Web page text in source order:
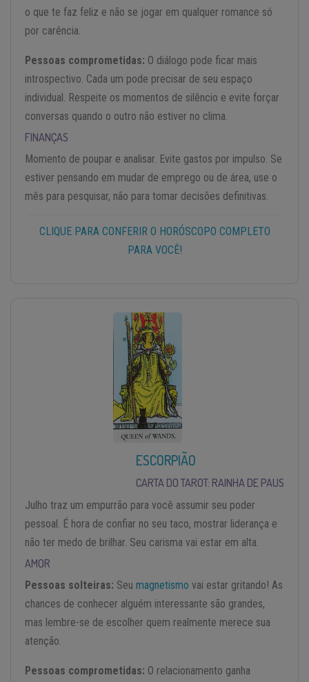
o que te faz feliz e não se jogar em qualquer romance só
por carência.
Pessoas comprometidas: O diálogo pode ficar mais
introspectivo. Cada um pode precisar de seu espaço
individual. Respeite os momentos de silêncio e evite forçar
conversas quando o outro não estiver no clima.
FINANÇAS
Momento de poupar e analisar. Evite gastos por impulso. Se
estiver pensando em mudar de emprego ou de área, use o
mês para pesquisar, não para tomar decisões definitivas.
CLIQUE PARA CONFERIR O HORÓSCOPO COMPLETO
PARA VOCÊ!
ESCORPIÃO
CARTA DO TAROT: RAINHA DE PAUS
Julho traz um empurrão para você assumir seu poder
pessoal. É hora de confiar no seu taco, mostrar liderança e
não ter medo de brilhar. Seu carisma vai estar em alta.
AMOR
Pessoas solteiras: Seu magnetismo vai estar gritando! As
chances de conhecer alguém interessante são grandes,
mas lembre-se de escolher quem realmente merece sua
atenção.
Pessoas comprometidas: O relacionamento ganha